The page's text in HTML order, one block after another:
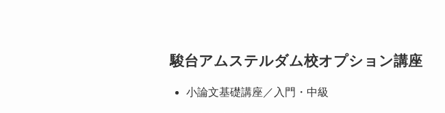
駿台アムステルダム校オプション講座
小論文基礎講座／入門・中級